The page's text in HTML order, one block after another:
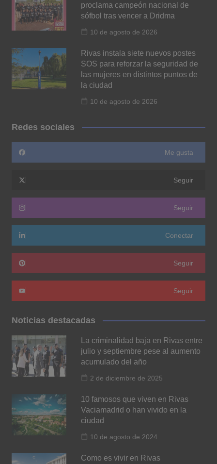
proclama campeón nacional de
sófbol tras vencer a Dridma
10 de agosto de 2026
Rivas instala siete nuevos postes
SOS para reforzar la seguridad de
las mujeres en distintos puntos de
la ciudad
10 de agosto de 2026
Redes sociales
Me gusta
Seguir
Seguir
Conectar
Seguir
Seguir
Noticias destacadas
La criminalidad baja en Rivas entre
julio y septiembre pese al aumento
acumulado del año
2 de diciembre de 2025
10 famosos que viven en Rivas
Vaciamadrid o han vivido en la
ciudad
10 de agosto de 2024
Como es vivir en Rivas